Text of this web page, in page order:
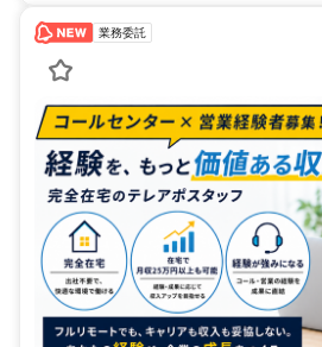
業務委託